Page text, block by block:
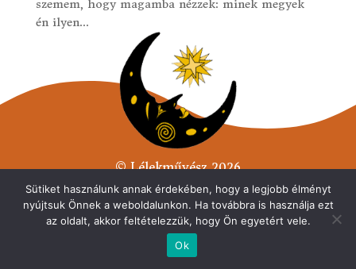
szemem, hogy magamba nézzek: minek megyek
én ilyen...
© Lélekművész 2026
Minden jog fenntarva.
Adatvédelmi tájékoztató
Sütiket használunk annak érdekében, hogy a legjobb élményt
nyújtsuk Önnek a weboldalunkon. Ha továbbra is használja ezt
az oldalt, akkor feltételezzük, hogy Ön egyetért vele.
Ok